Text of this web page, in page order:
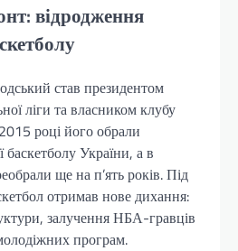
відродження
став президентом
ліги та власником клубу
році його обрали
України, а в
ще на п’ять років. Під
отримав нове дихання:
залучення НБА-гравців
програм.